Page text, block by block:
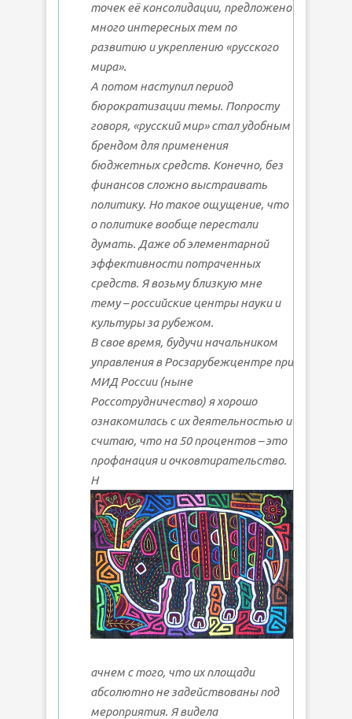
точек её консолидации, предложено
много интересных тем по
развитию и укреплению «русского
мира».
А потом наступил период
бюрократизации темы. Попросту
говоря, «русский мир» стал удобным
брендом для применения
бюджетных средств. Конечно, без
финансов сложно выстраивать
политику. Но такое ощущение, что
о политике вообще перестали
думать. Даже об элементарной
эффективности потраченных
средств. Я возьму близкую мне
тему – российские центры науки и
культуры за рубежом.
В свое время, будучи начальником
управления в Росзарубежцентре при
МИД России (ныне
Россотрудничество) я хорошо
ознакомилась с их деятельностью и
считаю, что на 50 процентов – это
профанация и очковтирательство.
Н
ачнем с того, что их площади
абсолютно не задействованы под
мероприятия. Я видела